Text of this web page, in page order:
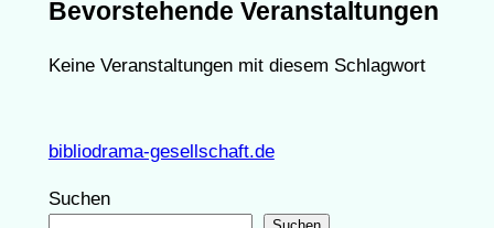
Bevorstehende Veranstaltungen
Keine Veranstaltungen mit diesem Schlagwort
bibliodrama-gesellschaft.de
Suchen